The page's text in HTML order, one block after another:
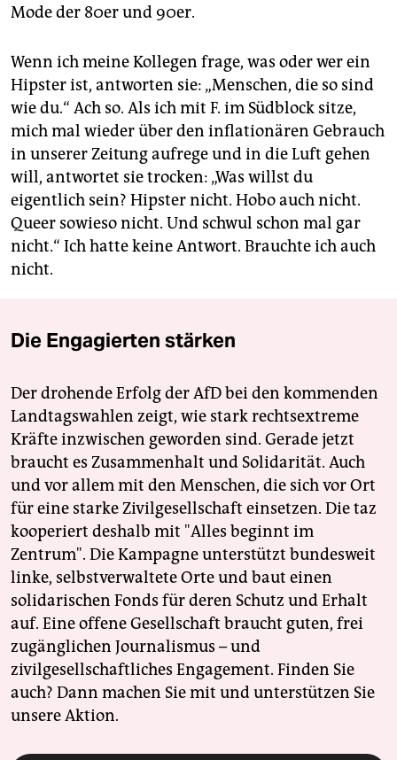
Mode der 80er und 90er.
Wenn ich meine Kollegen frage, was oder wer ein
Hipster ist, antworten sie: „Menschen, die so sind
wie du.“ Ach so. Als ich mit F. im Südblock sitze,
mich mal wieder über den inflationären Gebrauch
in unserer Zeitung aufrege und in die Luft gehen
will, antwortet sie trocken: „Was willst du
eigentlich sein? Hipster nicht. Hobo auch nicht.
Queer sowieso nicht. Und schwul schon mal gar
nicht.“ Ich hatte keine Antwort. Brauchte ich auch
nicht.
Die Engagierten stärken
Der drohende Erfolg der AfD bei den kommenden
Landtagswahlen zeigt, wie stark rechtsextreme
Kräfte inzwischen geworden sind. Gerade jetzt
braucht es Zusammenhalt und Solidarität. Auch
und vor allem mit den Menschen, die sich vor Ort
für eine starke Zivilgesellschaft einsetzen. Die taz
kooperiert deshalb mit "Alles beginnt im
Zentrum". Die Kampagne unterstützt bundesweit
linke, selbstverwaltete Orte und baut einen
solidarischen Fonds für deren Schutz und Erhalt
auf. Eine offene Gesellschaft braucht guten, frei
zugänglichen Journalismus – und
zivilgesellschaftliches Engagement. Finden Sie
auch? Dann machen Sie mit und unterstützen Sie
unsere Aktion.